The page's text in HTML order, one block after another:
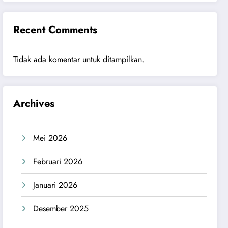
Recent Comments
Tidak ada komentar untuk ditampilkan.
Archives
Mei 2026
Februari 2026
Januari 2026
Desember 2025